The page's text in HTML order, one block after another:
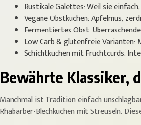
Rustikale Galettes: Weil sie
Vegane Obstkuchen: Apfelmus,
Fermentiertes Obst:
Low Carb & glutenfreie Varianten:
Schichtkuchen mit Fruchtcurds:
Bewährte Klassiker,
Manchmal ist Tradition einfach
Rhabarber-Blechkuchen mit Streuseln.